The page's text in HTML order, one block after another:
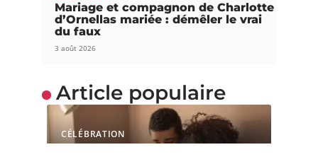
Mariage et compagnon de Charlotte
d’Ornellas mariée : démêler le vrai
du faux
3 août 2026
Article populaire
CÉLÉBRATION